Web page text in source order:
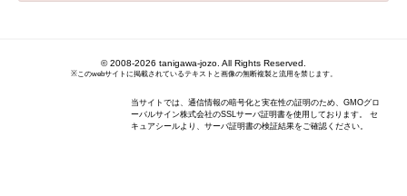
© 2008-2026 tanigawa-jozo. All Rights Reserved.
※このwebサイトに掲載されているテキストと画像の無断複製と流用を禁じます。
当サイトでは、通信情報の暗号化と実在性の証明のため、GMOグロ
ーバルサイン株式会社のSSLサーバ証明書を使用しております。 セ
キュアシールより、サーバ証明書の検証結果をご確認ください。